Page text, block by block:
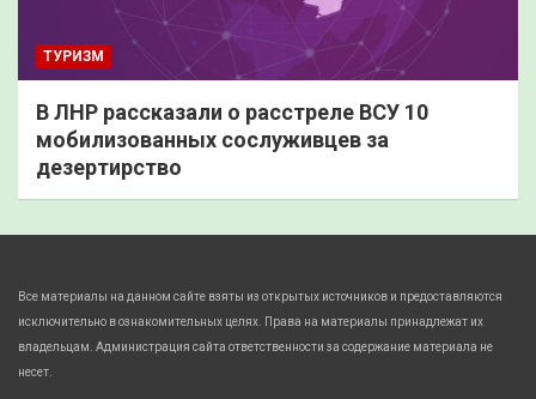
ТУРИЗМ
В ЛНР рассказали о расстреле ВСУ 10
мобилизованных сослуживцев за
дезертирство
Все материалы на данном сайте взяты из открытых источников и предоставляются
исключительно в ознакомительных целях. Права на материалы принадлежат их
владельцам. Администрация сайта ответственности за содержание материала не
несет.